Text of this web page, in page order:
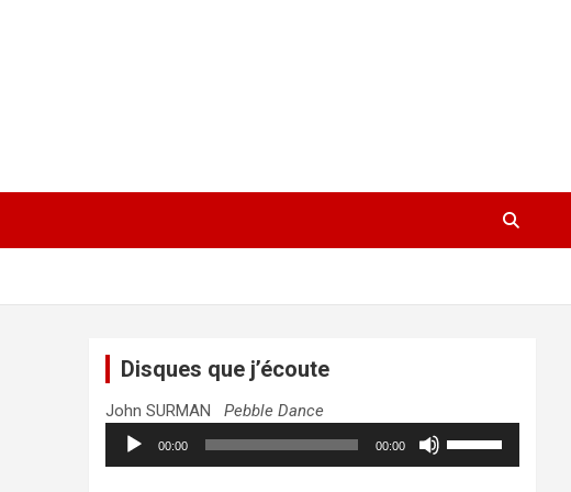
Disques que j’écoute
John SURMANPebble Dance
Lecteur
audio
00:00 00:00